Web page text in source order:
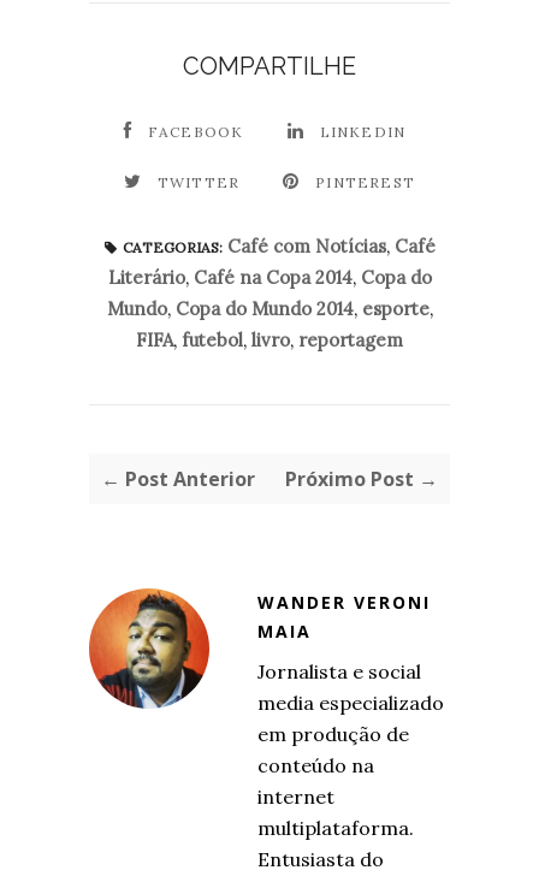
COMPARTILHE
FACEBOOK LINKEDIN
TWITTER PINTEREST
CATEGORIAS: Café com Notícias, Café
Literário, Café na Copa 2014, Copa do
Mundo, Copa do Mundo 2014, esporte,
FIFA, futebol, livro, reportagem
← Post Anterior Próximo Post →
WANDER VERONI
MAIA
Jornalista e social
media especializado
em produção de
conteúdo na
internet
multiplataforma.
Entusiasta do